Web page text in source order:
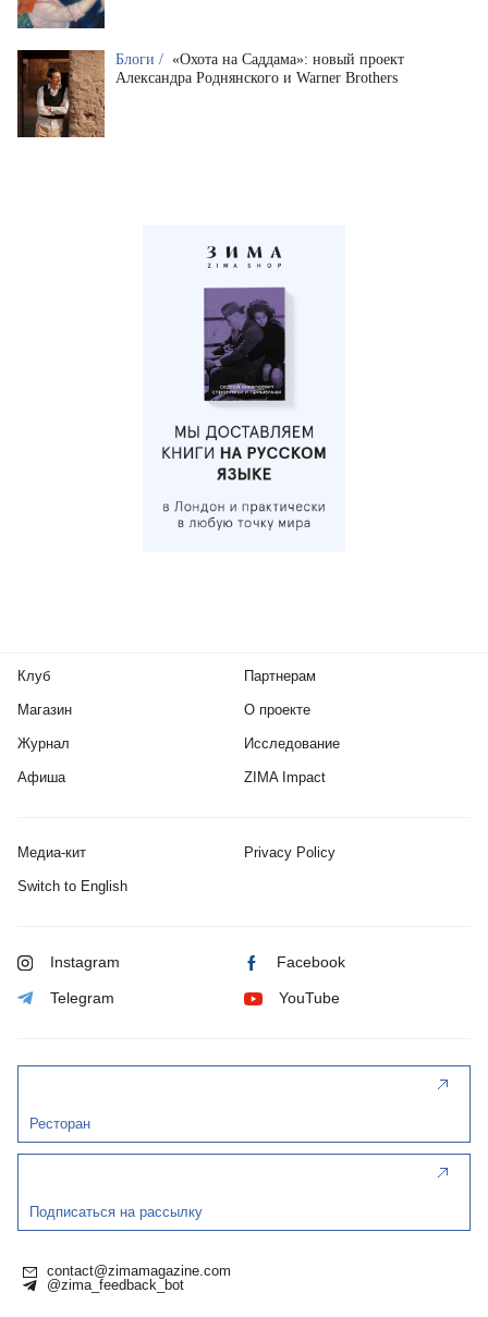
Блоги / «Охота на Саддама»: новый проект
Александра Роднянского и Warner Brothers
Клуб
Магазин
Журнал
Афиша
Партнерам
О проекте
Исследование
ZIMA Impact
Медиа-кит Privacy Policy
Switch to English
Instagram Facebook
Telegram YouTube
Ресторан
Подписаться на рассылку
contact@zimamagazine.com
@zima_feedback_bot